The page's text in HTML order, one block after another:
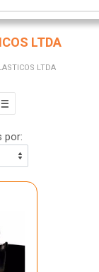
LTDA
LTDA
por: